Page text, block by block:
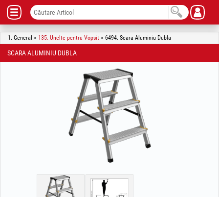
1. General > 135. Unelte pentru Vopsit > 6494. Scara Aluminiu Dubla
SCARA ALUMINIU DUBLA